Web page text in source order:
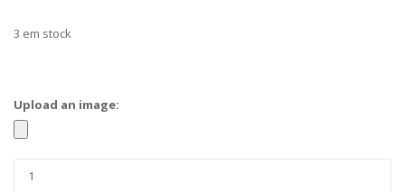
3 em stock
Upload an image: